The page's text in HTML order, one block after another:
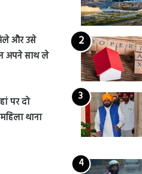
और उसे
अपने साथ ले
पर दो
थाना